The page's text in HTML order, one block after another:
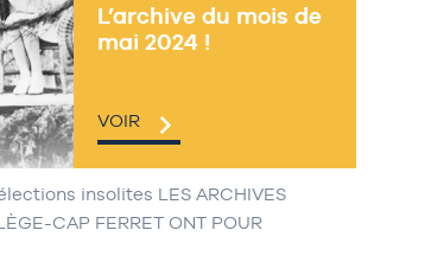
L’archive du mois de
mai 2024 !
VOIR
insolites LES ARCHIVES
CAP FERRET ONT POUR